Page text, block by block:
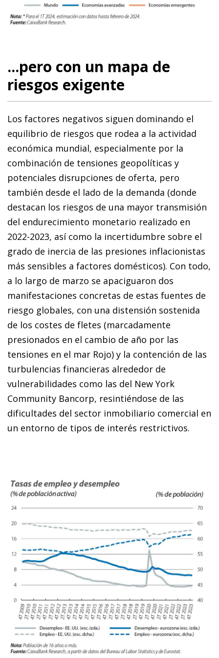
...pero con un mapa de
riesgos exigente
Los factores negativos siguen dominando el
equilibrio de riesgos que rodea a la actividad
económica mundial, especialmente por la
combinación de tensiones geopolíticas y
potenciales disrupciones de oferta, pero
también desde el lado de la demanda (donde
destacan los riesgos de una mayor transmisión
del endurecimiento monetario realizado en
2022-2023, así como la incertidumbre sobre el
grado de inercia de las presiones inflacionistas
más sensibles a factores domésticos). Con todo,
a lo largo de marzo se apaciguaron dos
manifestaciones concretas de estas fuentes de
riesgo globales, con una distensión sostenida
de los costes de fletes (marcadamente
presionados en el cambio de año por las
tensiones en el mar Rojo) y la contención de las
turbulencias financieras alrededor de
vulnerabilidades como las del New York
Community Bancorp, resintiéndose de las
dificultades del sector inmobiliario comercial en
un entorno de tipos de interés restrictivos.